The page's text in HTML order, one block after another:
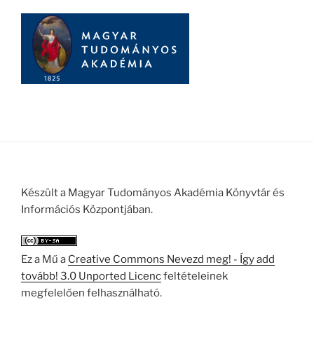
Készült a Magyar Tudományos Akadémia Könyvtár és
Információs Központjában.
Ez a Mű a Creative Commons Nevezd meg! - Így add
tovább! 3.0 Unported Licencfeltételeinek
megfelelően felhasználható.